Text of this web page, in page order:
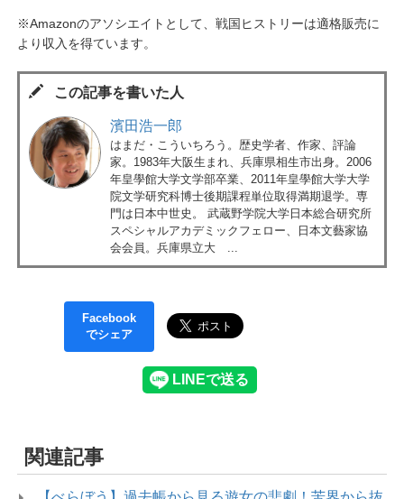
※Amazonのアソシエイトとして、戦国ヒストリーは適格販売に
より収入を得ています。
この記事を書いた人
濱田浩一郎
はまだ・こういちろう。歴史学者、作家、評論
家。1983年大阪生まれ、兵庫県相生市出身。2006
年皇學館大学文学部卒業、2011年皇學館大学大学
院文学研究科博士後期課程単位取得満期退学。専
門は日本中世史。 武蔵野学院大学日本総合研究所
スペシャルアカデミックフェロー、日本文藝家協
会会員。兵庫県立大 ...
Facebook
でシェア
関連記事